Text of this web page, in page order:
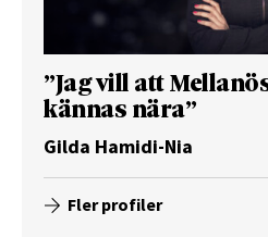
”Jag vill att
kännas nära”
Gilda Hamidi-Nia
Fler profiler